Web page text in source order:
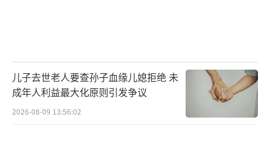
儿子去世老人要查孙子血缘儿媳拒绝 未
成年人利益最大化原则引发争议
2026-08-09 13:56:02